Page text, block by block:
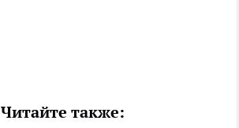
Читайте также: